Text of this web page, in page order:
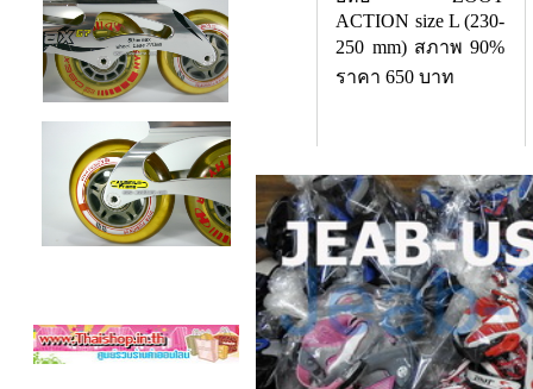
ยี่ห้อ ZOOT
ACTION size L (230-
250 mm) สภาพ 90%